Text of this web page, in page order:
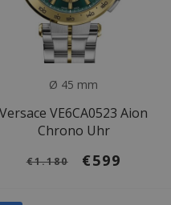
Ø 45 mm
Versace VE6CA0523 Aion
Chrono Uhr
€1.180 €599